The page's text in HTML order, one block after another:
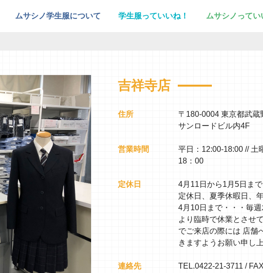
ムサシノ学生服について 学生服っていいね！ ムサシノってい
吉祥寺店
住所
〒180-0004 東京都武
サンロードビル内4F
営業時間
平日：12:00-18:00 // 土
18：00
定休日
4月11日から1月5日ま
定休日、夏季休暇日、
4月10日まで・・・毎
より臨時で休業とさせ
でご来店の際には 店舗
きますようお願い申し
連絡先
TEL.0422-21-3711 /